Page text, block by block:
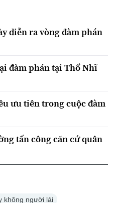
diễn ra vòng đàm phán
đàm phán tại Thổ Nhĩ
ưu tiên trong cuộc đàm
tấn công căn cứ quân
không người lái